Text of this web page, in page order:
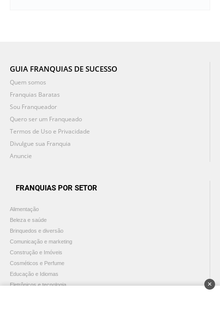
GUIA FRANQUIAS DE SUCESSO
Quem somos
Franquias Baratas
Sou Franqueador
Quero ser um Franqueado
Termos de Uso e Privacidade
Divulgue sua Franquia
Anuncie
FRANQUIAS POR SETOR
Alimentação
Beleza e saúde
Brinquedos e diversão
Comunicação e marketing
Construção e Imóveis
Cosméticos e Perfume
Educação e Idiomas
Eletrônicos e tecnologia
✕